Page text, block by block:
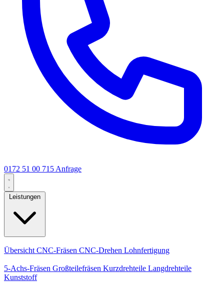
0172 51 00 715 Anfrage
Leistungen
Übersicht CNC-Fräsen CNC-Drehen Lohnfertigung
5-Achs-Fräsen Großteilefräsen Kurzdrehteile Langdrehteile
Kunststoff